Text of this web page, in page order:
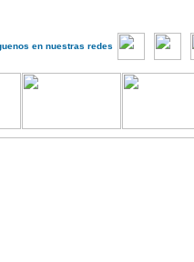
en nuestras redes